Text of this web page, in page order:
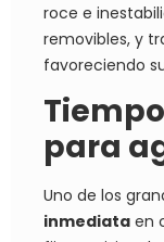
roce e
removibles, y
favoreciendo
para
Uno de los
inmediata en